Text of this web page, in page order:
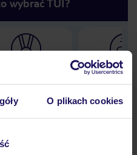
O plikach cookies
30 lat w